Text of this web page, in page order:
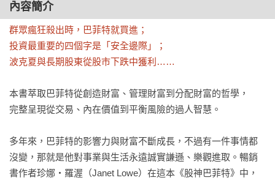
內容簡介
群眾瘋狂殺出時，巴菲特就買進；
投資最重要的四個字是「安全邊際」；
波克夏與長期股東從股市下跌中獲利……
本書萃取巴菲特從創造財富、管理財富到分配財富的哲學，
完整呈現從交易、內在價值到平衡風險的過人智慧。
多年來，巴菲特的影響力與財富不斷成長，不過有一件事情都
沒變，那就是他對事業與生活永遠誠實謙遜、樂觀進取。暢銷
書作者珍娜‧羅渥（Janet Lowe）在這本《股神巴菲特》中，